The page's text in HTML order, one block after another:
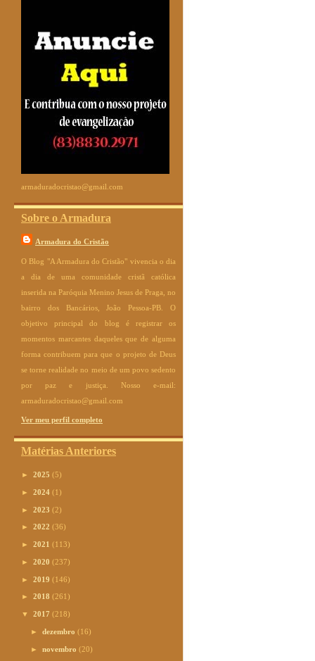
armaduradocristao@gmail.com
Sobre o Armadura
Armadura do Cristão
O Blog "A Armadura do Cristão" vivencia o dia
a dia de uma comunidade cristã católica
inserida na Paróquia Menino Jesus de Praga, no
bairro dos Bancários, João Pessoa-PB. O
objetivo principal do blog é registrar os
momentos marcantes daqueles que de alguma
forma contribuem para que o projeto de Deus
se torne realidade no meio de um povo sedento
por paz e justiça. Nosso e-mail:
armaduradocristao@gmail.com
Ver meu perfil completo
Matérias Anteriores
► 2025 (5)
► 2024 (1)
► 2023 (2)
► 2022 (36)
► 2021 (113)
► 2020 (237)
► 2019 (146)
► 2018 (261)
▼ 2017 (218)
►dezembro(16)
►novembro(20)